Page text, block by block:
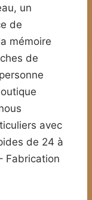
un
de
mémoire
de
avec
de 24 à
Fabrication